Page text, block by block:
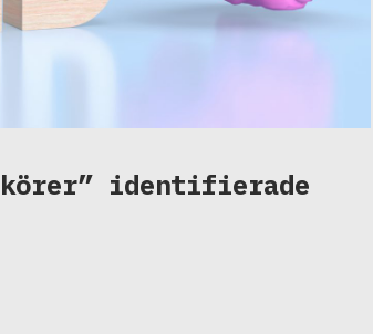
identifierade